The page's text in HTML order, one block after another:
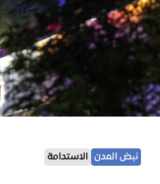
نبض المدن الاستدامة